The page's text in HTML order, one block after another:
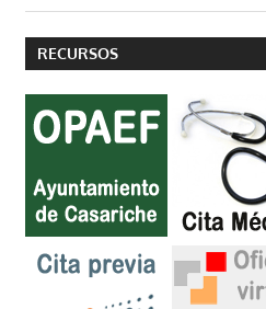
RECURSOS